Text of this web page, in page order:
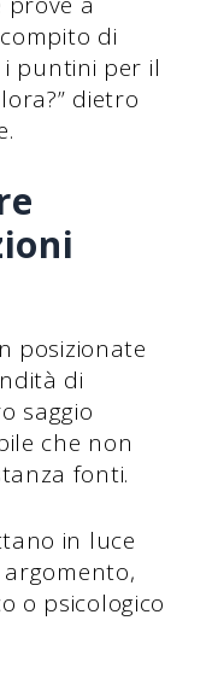
di
puntini per il
dietro
posizionate
di
saggio
che non
fonti.
in luce
o psicologico